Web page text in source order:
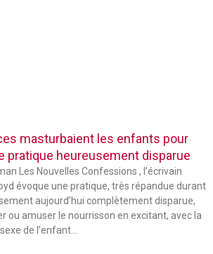
masturbaient les enfants pour
pratique heureusement disparue
Les Nouvelles Confessions , l’écrivain
évoque une pratique, très répandue durant
aujourd’hui complètement disparue,
ou amuser le nourrisson en excitant, avec la
de l’enfant…